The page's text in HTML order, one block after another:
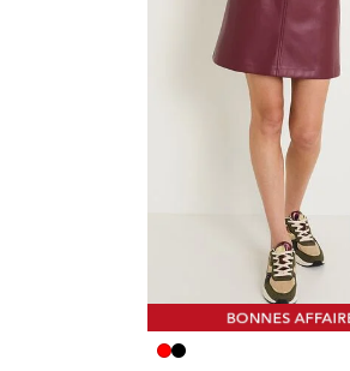
Image précédente
Image suivante